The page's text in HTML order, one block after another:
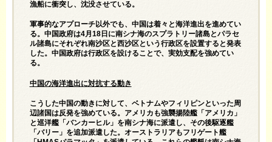
漁船に衝突し、沈没させている。
軍事的なアプローチ以外でも、中国は着々と海洋進出を進めてい
る。中国政府は4月18日に南シナ海のスプラトリー諸島とパラセ
ル諸島にそれぞれ南沙区と西沙区という行政区を設置すると発表
した。中国政府は行政区を設けることで、実効支配を強めてい
る。
中国の海洋進出に対抗する動き
こうした中国の動きに対して、ベトナムやフィリピンといった周
辺諸国は反発を強めている。アメリカも強襲揚陸艦「アメリカ」
と巡洋艦「バンカーヒル」を南シナ海に派遣し、その後駆逐艦
「バリー」を追加派遣した。オーストラリアもフリゲート艦